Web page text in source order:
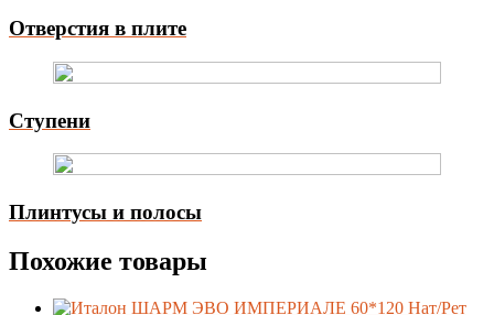
Отверстия в плите
Ступени
Плинтусы и полосы
Похожие товары